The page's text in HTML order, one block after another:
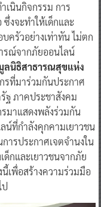
เนินกิจกรรม การ
งจะทำให้เด็กและ
ครัวอย่างเท่าทัน ไม่ตก
รณ์จากภัยออนไลน์
ลนิธิสาธารณสุขแห่ง
รที่มาร่วมกันประกาศ
ฐ ภาคประชาสังคม
มาแสดงพลังร่วมกัน
น์ที่กำลังคุกคามเยาวชน
ารประกาศเจตจำนงใน
กและเยาวชนจากภัย
เพื่อสร้างความร่วมมือ
ป